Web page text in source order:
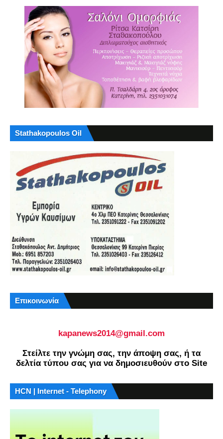
Stathakopoulos Oil
Επικοινωνία
kapanews2014@gmail.com
Στείλτε την γνώμη σας, την άποψη σας, ή τα
δελτία τύπου σας για να δημοσιευθούν στο Site
HCN | Internet - Telephony